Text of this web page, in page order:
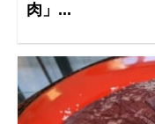
肉」...